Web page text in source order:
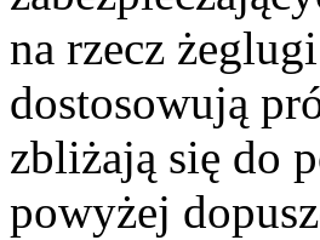
na rzecz
dostosowują
zbliżają się do
powyżej